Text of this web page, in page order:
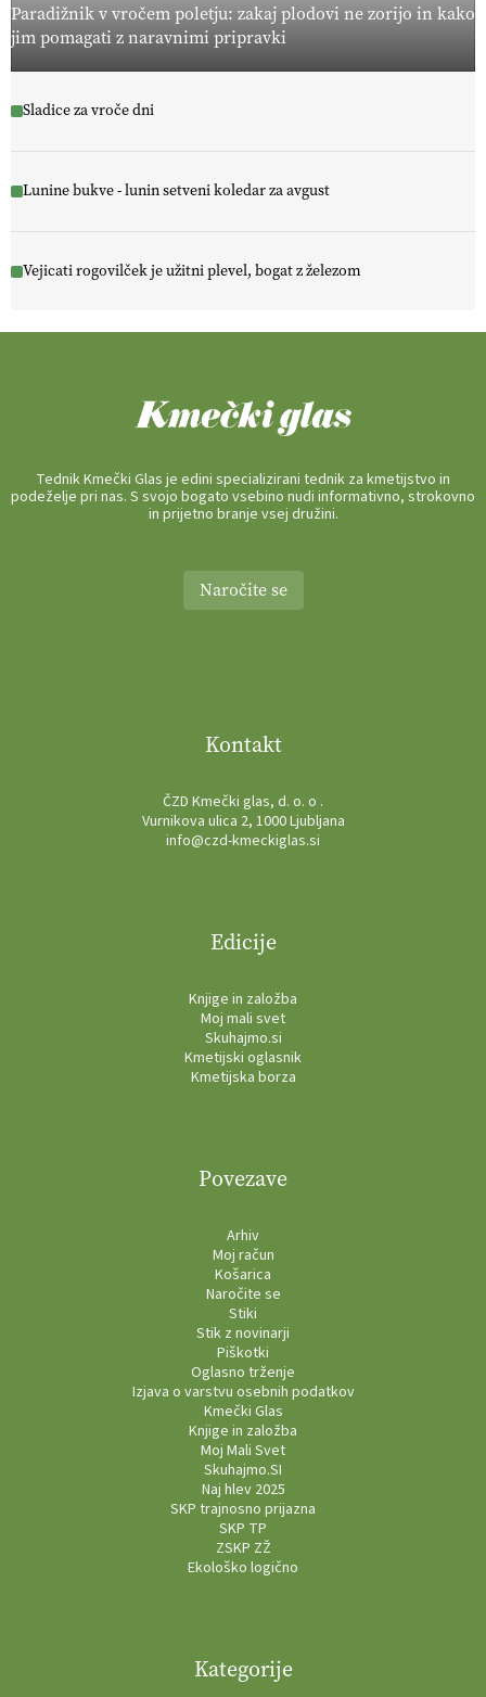
Paradižnik v vročem poletju: zakaj plodovi ne zorijo in kako
jim pomagati z naravnimi pripravki
Sladice za vroče dni
Lunine bukve - lunin setveni koledar za avgust
Vejicati rogovilček je užitni plevel, bogat z železom
Tednik Kmečki Glas je edini specializirani tednik za kmetijstvo in
podeželje pri nas. S svojo bogato vsebino nudi informativno, strokovno
in prijetno branje vsej družini.
Naročite se
Kontakt
ČZD Kmečki glas, d. o. o .
Vurnikova ulica 2, 1000 Ljubljana
info@czd-kmeckiglas.si
Edicije
Knjige in založba
Moj mali svet
Skuhajmo.si
Kmetijski oglasnik
Kmetijska borza
Povezave
Arhiv
Moj račun
Košarica
Naročite se
Stiki
Stik z novinarji
Piškotki
Oglasno trženje
Izjava o varstvu osebnih podatkov
Kmečki Glas
Knjige in založba
Moj Mali Svet
Skuhajmo.SI
Naj hlev 2025
SKP trajnosno prijazna
SKP TP
ZSKP ZŽ
Ekološko logično
Kategorije